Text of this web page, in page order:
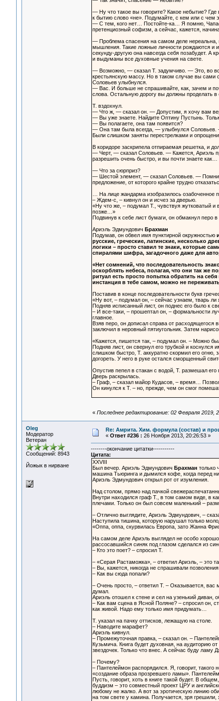
— Ну что такое вы говорите? Какое небытие?
к бытию слово «не». Подумайте, с кем или с чем
— С тем, кого нет… Постойте-ка… Я помню,
претенциозный софизм, а сейчас, кажется,
— Проблема спасения на самом деле нереальна,
мышления. Такие ложные личности рождаются и
секунду-другую она навсегда себя позабудет. А
и выдуманы все духовные учения на свете.
— Возможно, — сказал Т. задумчиво. — Это, во
крестьянскую массу. Но в таком случае вы сами
Соловьев улыбнулся.
— Вас. И больше не спрашивайте, как, зачем и
слова. Остальную дорогу вы должны проделать в
Т. вздохнул.
— Что ж, — сказал он. — Допустим, я хочу вам
— Вы уже знаете. Найдите Оптину Пустынь.
— Вы полагаете, она там появится?
— Она там была всегда, — улыбнулся Соловьев.
Были слишком заняты перестрелками и
В коридоре заскрипела отпираемая решетка, и
— Черт, — сказал Соловьев. — Кажется, Ариэль
разрешить очень быстро, и вы почти знаете как…
— Что за сюрприз?
— Шестой элемент, — сказал Соловьев. —
предложение, от которого крайне трудно
… На лице жандарма изобразилось озабоченное
– Ждем-с, – кивнул он и исчез за дверью.
«Ну что же, – подумал Т., чувствуя жутковатый и
позже…»
Подвинув к себе лист бумаги, он обмакнул перо
Ариэль Эдмундович Брахман
Подумав, он обвел имя пунктирной окружностью
русские, греческие, латинские, несколько
логики – просто ставил те знаки, которые
спиралями шифра, загадочного даже для
«Нет сомнений, что последовательность
оскорблять небеса, полагая, что они так же
ритуал есть просто попытка обратить на
инстанция в тебе самом, можно не
Поставив в конце последовательности букв
«Ну вот, – подумал он, – сейчас узнаем, тварь
Подняв исписанный лист, он поднес его было к
– И все-таки, – прошептал он, – формальности
главное.
Взяв перо, он дописал справа от расходящегося
заключил в неровный пятиугольник. Затем
«Кажется, пишется так, – подумал он. – Можно
Подняв лист, он свернул его трубкой и коснулся
слишком быстро, Т. аккуратно скормил его огню,
догореть. У него в руке остался сморщенный
Опустив пепел в стакан с водой, Т. размешал
Дверь раскрылась.
– Граф, – сказал майор Кудасов, – время…
Он кинулся к Т. – но, прежде, чем он смог
« Последнее редактирование: 02 Февраля 2019,
Oleg
Модератор
Ветеран
Сообщений: 8943
Йожык в нирване
Re: Амрита. Хим. формула (состав) и
« Ответ #236 : 26 Ноября 2013, 20:26:53 »
--------окончание цитатки-----------
Цитата:
XXVIII
Был вечер. Ариэль Эдмундович Брахман только
машина Тьюринга и дымился кофе, когда перед
Ариэль Эдмундович открыл рот от изумления.
Над столом, прямо над пачкой
Внутри находился граф Т., в том самом виде, в
плечами. Только он был совсем маленький –
– Отлично выглядите, Ариэль Эдмундович, –
Наступила тишина, которую нарушал только
«Оппа, оппа, скурвилась Европа, зато Жанна
На самом деле Ариэль выглядел не особо
рассосавшийся синяк под глазом сделался из
– Кто это поет? – спросил Т.
– «Серая Растаможка», – ответил Ариэль, – это
– Вы, кажется, никогда не спрашивали
– Как вы сюда попали?
– Очень просто, – ответил Т. – Оказывается,
думал.
Ариэль отошел к стене и сел на узенький диван,
– Как вам сцена в Ясной Поляне? – спросил он,
как живой. Надо ему только имя придумать…
Т. указал на пачку оттисков, лежащую на столе.
– Наводите марафет?
Ариэль кивнул.
– Промежуточная правка, – сказал он. –
Кузьмича. Книга будет духовная, на аудиторию
звездочек. Только что внес. А сейчас буду ламу
– Почему?
– Пантелеймон распорядился. Я, говорит,
«создание образа прозревшего ламы».
Пусть, говорит, хоть в книге такой будет. В
буддизм – это совместный проект ЦРУ и
любому не жалко. А вот за эротическую линию
на том свете у камина. Получается, зря грешили,